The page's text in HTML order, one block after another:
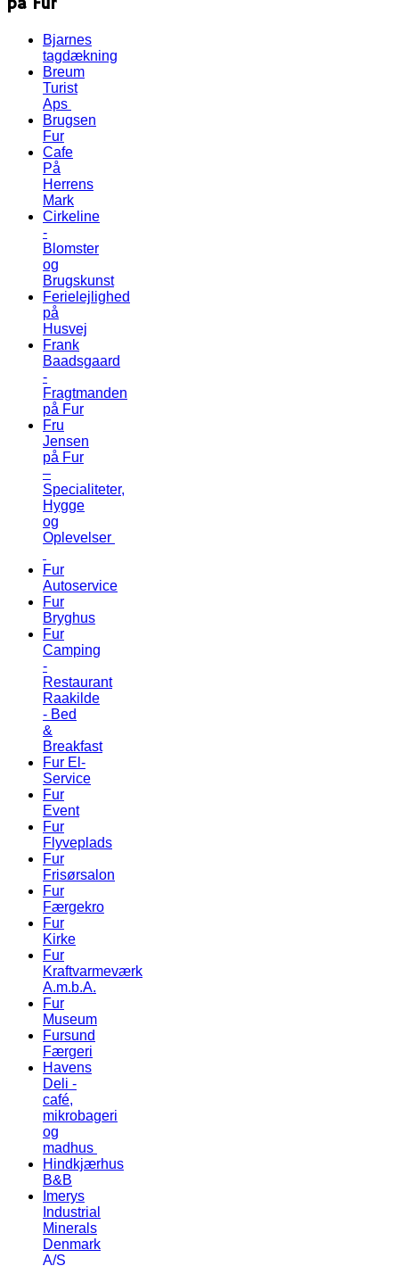
på Fur
Bjarnes
tagdækning
Breum
Turist
Aps
Brugsen
Fur
Cafe
På
Herrens
Mark
Cirkeline
-
Blomster
og
Brugskunst
Ferielejlighed
på
Husvej
Frank
Baadsgaard
-
Fragtmanden
på Fur
Fru
Jensen
på Fur
–
Specialiteter,
Hygge
og
Oplevelser
Fur
Autoservice
Fur
Bryghus
Fur
Camping
-
Restaurant
Raakilde
- Bed
&
Breakfast
Fur El-
Service
Fur
Event
Fur
Flyveplads
Fur
Frisørsalon
Fur
Færgekro
Fur
Kirke
Fur
Kraftvarmeværk
A.m.b.A.
Fur
Museum
Fursund
Færgeri
Havens
Deli -
café,
mikrobageri
og
madhus
Hindkjærhus
B&B
Imerys
Industrial
Minerals
Denmark
A/S